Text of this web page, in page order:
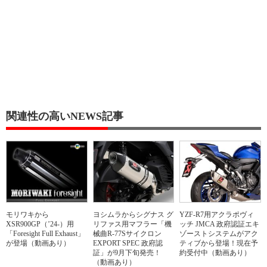
関連性の高いNEWS記事
モリワキから
XSR900GP（’24-）用
「Foresight Full Exhaust」
が登場（動画あり）
ヨシムラからシグナス グ
リファス用マフラー「機
械曲R-77Sサイクロン
EXPORT SPEC 政府認
証」が9月下旬発売！
（動画あり）
YZF-R7用アクラポヴィ
ッチ JMCA 政府認証エキ
ゾーストシステムがアク
ティブから登場！現在予
約受付中（動画あり）